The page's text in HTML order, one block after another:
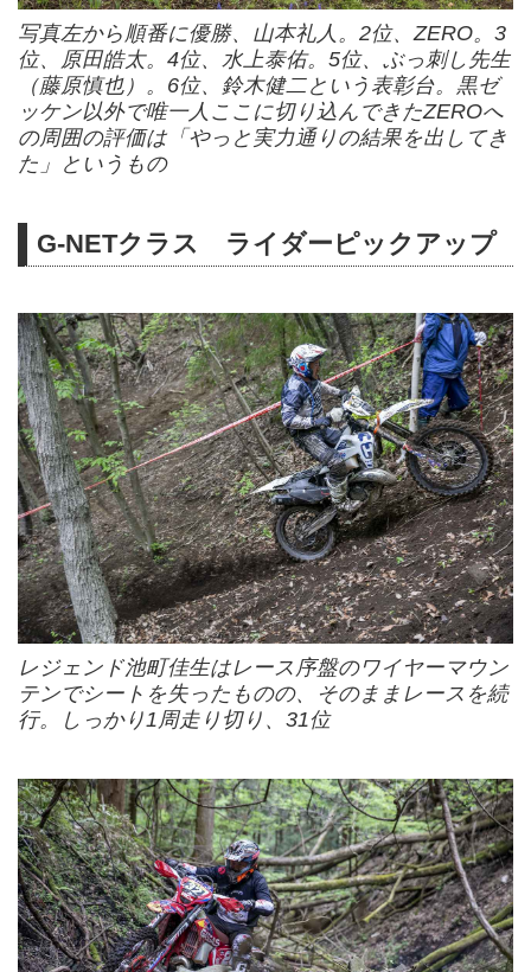
写真左から順番に優勝、山本礼人。2位、ZERO。3
位、原田皓太。4位、水上泰佑。5位、ぶっ刺し先生
（藤原慎也）。6位、鈴木健二という表彰台。黒ゼ
ッケン以外で唯一人ここに切り込んできたZEROへ
の周囲の評価は「やっと実力通りの結果を出してき
た」というもの
G-NETクラス ライダーピックアップ
レジェンド池町佳生はレース序盤のワイヤーマウン
テンでシートを失ったものの、そのままレースを続
行。しっかり1周走り切り、31位